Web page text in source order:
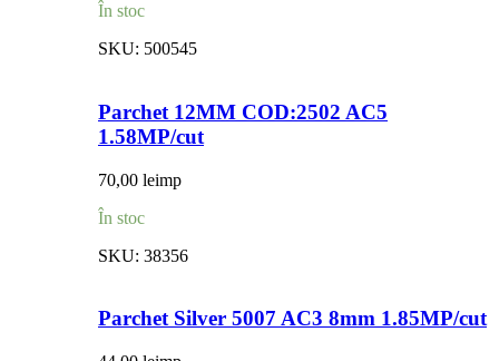
În stoc
SKU: 500545
Parchet 12MM COD:2502 AC5
1.58MP/cut
70,00 leimp
În stoc
SKU: 38356
Parchet Silver 5007 AC3 8mm 1.85MP/cut